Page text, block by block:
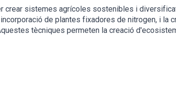
crear sistemes agrícoles sostenibles i
de plantes fixadores de nitrogen, i la
tècniques permeten la creació